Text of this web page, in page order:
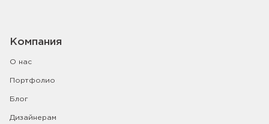
Компания
О нас
Портфолио
Блог
Дизайнерам